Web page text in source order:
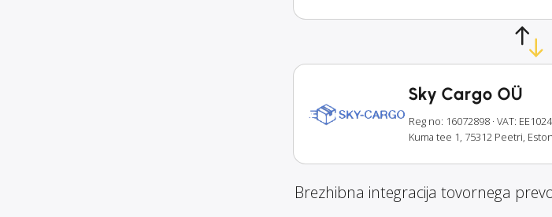
Sky Cargo OÜ
Reg no: 16072898 · VAT:
Kuma tee 1, 75312 Peetri,
Brezhibna integracija tovornega